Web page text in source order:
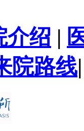
介绍 |
院路线